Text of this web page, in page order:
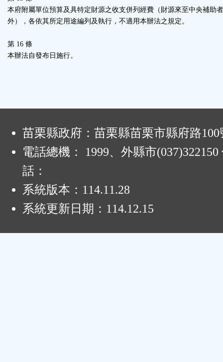
本府附屬單位預算及具特定財源之收支併列經費（財源來至中央補助
外），各依其所定用途編列及執行，不適用本辦法之規定。
第 16 條
本辦法自發布日施行。
苗栗縣政府：苗栗縣苗栗市縣府路100
電話總機： 1999、外縣市(037)322150
話：
系統版本： 114.11.28
系統更新日期： 114.12.15